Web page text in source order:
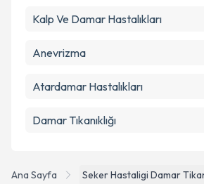
Ana Sayfa Seker Hastaligi Damar
Kalp Ve Damar Hastalıkları
Anevrizma
Atardamar Hastalıkları
Damar Tıkanıklığı